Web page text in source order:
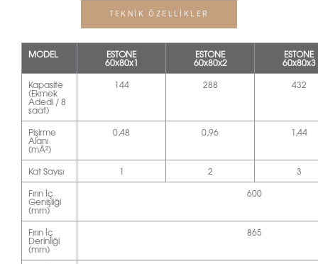
TEKNİK ÖZELLİKLER
MODEL ESTONE
60x80x1
ESTONE
60x80x2
ESTONE
60x80x3
Kapasite
(Ekmek
Adedi / 8
saat)
144 288 432
Pişirme
Alanı
(mÂ²)
0,48 0,96 1,44
Kat Sayısı 1 2
3
Fırın İç
Genişliği
(mm)
600
Fırın İç
Derinliği
(mm)
865